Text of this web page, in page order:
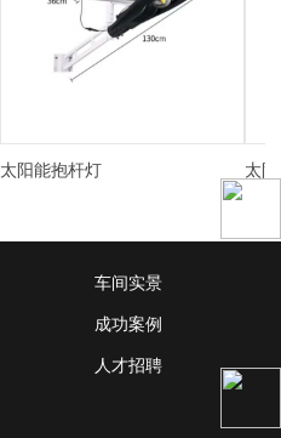
太阳能抱杆灯 太
车间实景
成功案例
人才招聘